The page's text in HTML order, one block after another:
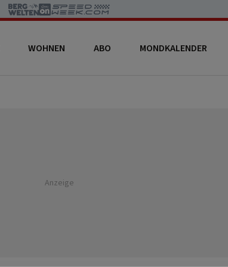
WOHNEN ABO MONDKALENDER
Anzeige